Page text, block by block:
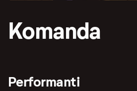
Komanda
Performanti